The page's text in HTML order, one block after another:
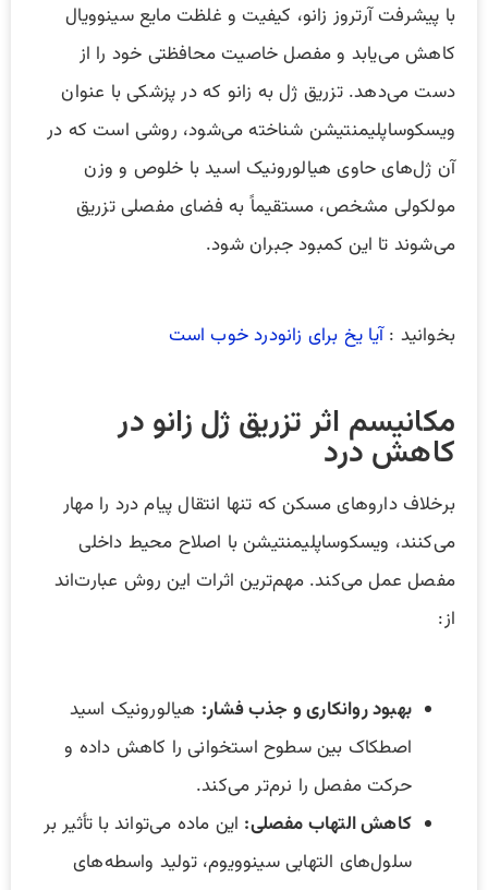
با پیشرفت آرتروز زانو، کیفیت و غلظت مایع سینوویال
کاهش می‌یابد و مفصل خاصیت محافظتی خود را از
دست می‌دهد. تزریق ژل به زانو که در پزشکی با عنوان
ویسکوساپلیمنتیشن شناخته می‌شود، روشی است که در
آن ژل‌های حاوی هیالورونیک اسید با خلوص و وزن
مولکولی مشخص، مستقیماً به فضای مفصلی تزریق
می‌شوند تا این کمبود جبران شود.
بخوانید :آیا یخ برای زانودرد خوب است
مکانیسم اثر تزریق ژل زانو در
کاهش درد
برخلاف داروهای مسکن که تنها انتقال پیام درد را مهار
می‌کنند، ویسکوساپلیمنتیشن با اصلاح محیط داخلی
مفصل عمل می‌کند. مهم‌ترین اثرات این روش عبارت‌اند
از:
بهبود روانکاری و جذب فشار: هیالورونیک اسید
اصطکاک بین سطوح استخوانی را کاهش داده و
حرکت مفصل را نرم‌تر می‌کند.
کاهش التهاب مفصلی: این ماده می‌تواند با تأثیر بر
سلول‌های التهابی سینوویوم، تولید واسطه‌های